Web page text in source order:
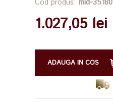
1.027,05 lei
ADAUGA IN COS